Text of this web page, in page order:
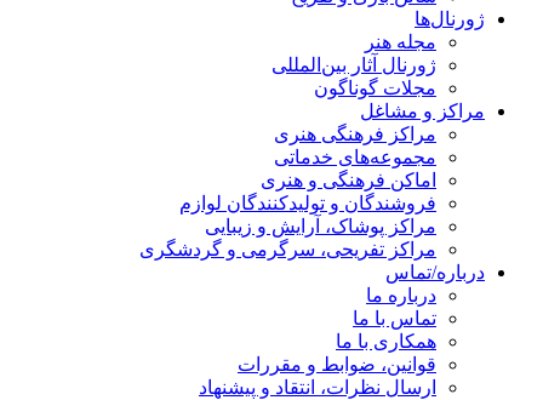
ژورنال‌ها
مجله هنر
ژورنال آثار بین‌المللی
مجلات گوناگون
مراکز و مشاغل
مراکز فرهنگی هنری
مجموعه‌های خدماتی
اماکن فرهنگی و هنری
فروشندگان و تولیدکنندگان لوازم
مراکز پوشاک، آرایش و زیبایی
مراکز تفریحی، سرگرمی و گردشگری
درباره/تماس
درباره ما
تماس با ما
همکاری با ما
قوانین، ضوابط و مقررات
ارسال نظرات، انتقاد و پیشنهاد